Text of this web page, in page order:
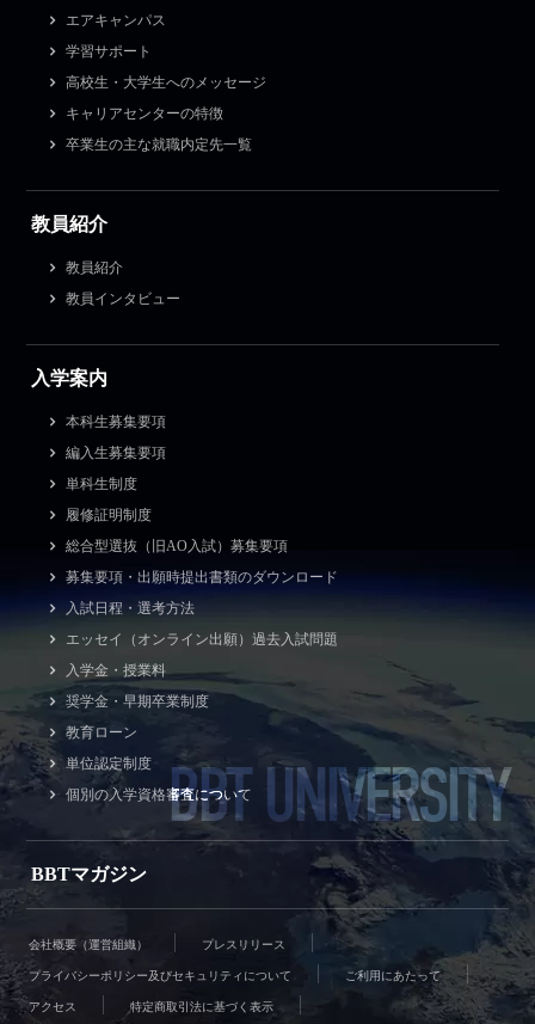
エアキャンパス
学習サポート
高校生・大学生へのメッセージ
キャリアセンターの特徴
卒業生の主な就職内定先一覧
教員紹介
教員紹介
教員インタビュー
入学案内
本科生募集要項
編入生募集要項
単科生制度
履修証明制度
総合型選抜（旧AO入試）募集要項
募集要項・出願時提出書類のダウンロード
入試日程・選考方法
エッセイ（オンライン出願）過去入試問題
入学金・授業料
奨学金・早期卒業制度
教育ローン
単位認定制度
個別の入学資格審査について
BBTマガジン
BBT UNIVERSITY
会社概要（運営組織） プレスリリース
プライバシーポリシー及びセキュリティについて ご利用にあたって
アクセス 特定商取引法に基づく表示